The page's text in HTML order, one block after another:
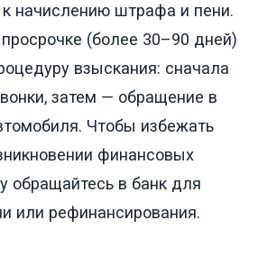
начислению штрафа и пени.
(более 30–90 дней)
взыскания: сначала
затем — обращение в
Чтобы избежать
финансовых
обращайтесь в банк для
или рефинансирования.